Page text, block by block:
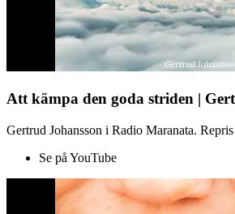
Att kämpa den goda striden |
Gertrud Johansson i Radio Maranata.
Se på YouTube